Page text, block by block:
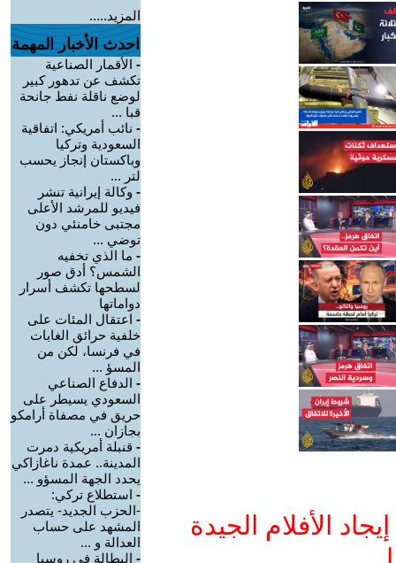
الأفلام الجيدة
المزيد.....
احدث الأخبار المهمة
- الأقمار الصناعية
تكشف عن تدهور كبير
لوضع ناقلة نفط جانحة
قبا ...
- نائب أمريكي: اتفاقية
السعودية وتركيا
وباكستان إنجاز يحسب
لتر ...
- وكالة إيرانية تنشر
فيديو للمرشد الأعلى
مجتبى خامنئي دون
توضي ...
- ما الذي تخفيه
الشمس؟ أدق صور
لسطحها تكشف أسرار
دواماتها
- اعتقال المئات على
خلفية حرائق الغابات
في فرنسا، لكن من
المسؤ ...
- الدفاع الصناعي
السعودي يسيطر على
حريق في مصفاة أرامكو
بجازان ...
- قنبلة أمريكية دمرت
المدينة.. عمدة ناغازاكي
يحدد الجهة المسؤو ...
- استطلاع تركي:
-الحزب الجديد- يتصدر
المشهد على حساب
العدالة و ...
- البطالة في روسيا